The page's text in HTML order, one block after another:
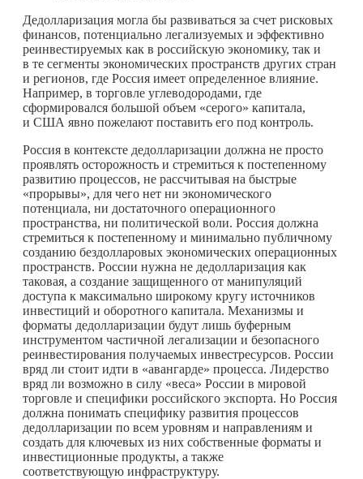
Дедолларизация могла бы развиваться за счет рисковых
финансов, потенциально легализуемых и эффективно
реинвестируемых как в российскую экономику, так и
в те сегменты экономических пространств других стран
и регионов, где Россия имеет определенное влияние.
Например, в торговле углеводородами, где
сформировался большой объем «серого» капитала,
и США явно пожелают поставить его под контроль.
Россия в контексте дедолларизации должна не просто
проявлять осторожность и стремиться к постепенному
развитию процессов, не рассчитывая на быстрые
«прорывы», для чего нет ни экономического
потенциала, ни достаточного операционного
пространства, ни политической воли. Россия должна
стремиться к постепенному и минимально публичному
созданию бездолларовых экономических операционных
пространств. России нужна не дедолларизация как
таковая, а создание защищенного от манипуляций
доступа к максимально широкому кругу источников
инвестиций и оборотного капитала. Механизмы и
форматы дедолларизации будут лишь буферным
инструментом частичной легализации и безопасного
реинвестирования получаемых инвестресурсов. России
вряд ли стоит идти в «авангарде» процесса. Лидерство
вряд ли возможно в силу «веса» России в мировой
торговле и специфики российского экспорта. Но Россия
должна понимать специфику развития процессов
дедолларизации по всем уровням и направлениям и
создать для ключевых из них собственные форматы и
инвестиционные продукты, а также
соответствующую инфраструктуру.